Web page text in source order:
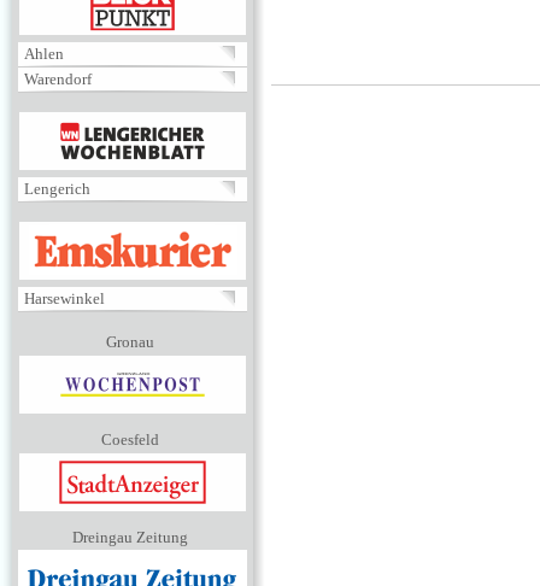
Ahlen
Warendorf
MENÜ
Lengerich
EMSKURIER
Harsewinkel
Gronau
Coesfeld
Dreingau Zeitung